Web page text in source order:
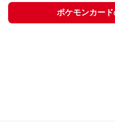
ポケモンカード